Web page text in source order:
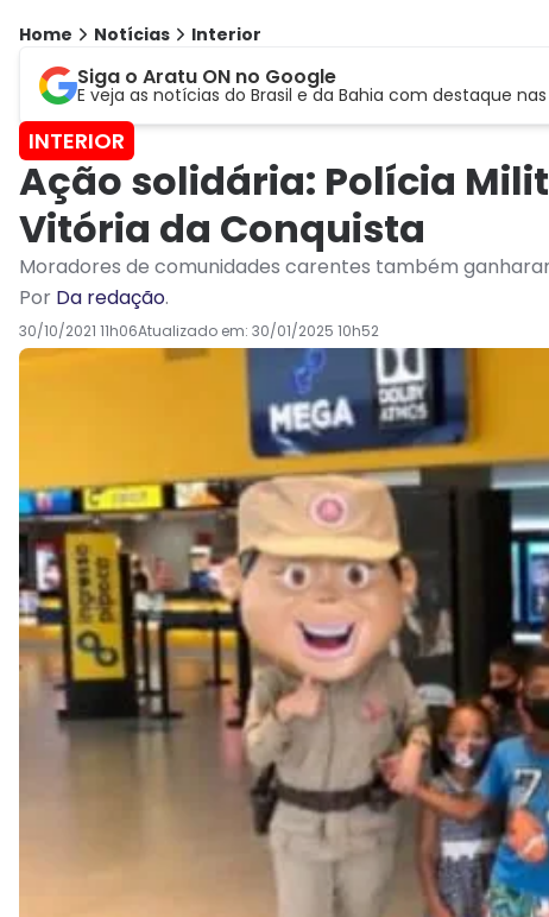
Home Notícias Interior
Siga o Aratu ON no Google
E veja as notícias do Brasil e da Bahia com destaque
INTERIOR
Ação solidária: Polícia
Vitória da Conquista
Moradores de comunidades carentes também
Por Da redação.
30/10/2021 11h06Atualizado em: 30/01/2025 10h52